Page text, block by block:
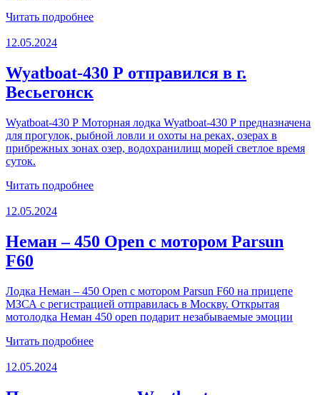
Читать подробнее
12.05.2024
Wyatboat-430 Р отправился в г.
Весьегонск
Wyatboat-430 Р Моторная лодка Wyatboat-430 Р предназначена
для прогулок, рыбной ловли и охоты на реках, озерах в
прибрежных зонах озер, водохранилищ морей светлое время
суток.
Читать подробнее
12.05.2024
Неман – 450 Open с мотором Parsun
F60
Лодка Неман – 450 Open с мотором Parsun F60 на прицепе
МЗСА с регистрацией отправилась в Москву. Открытая
мотолодка Неман 450 open подарит незабываемые эмоции
Читать подробнее
12.05.2024